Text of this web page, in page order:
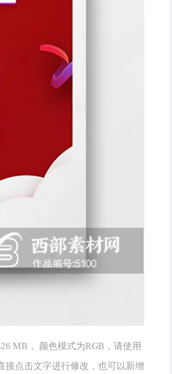
MB， 颜色模式为RGB，请使用
接点击文字进行修改，也可以新增